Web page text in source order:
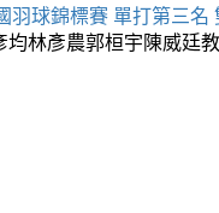
球錦標賽 單打第三名
林彥農郭桓宇陳威廷